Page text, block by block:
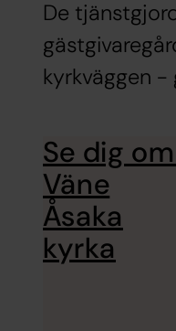
De
kyrkväggen -
Se dig
Väne
Åsaka
kyrka